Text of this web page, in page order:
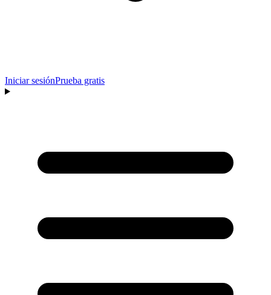
Iniciar sesiónPrueba gratis